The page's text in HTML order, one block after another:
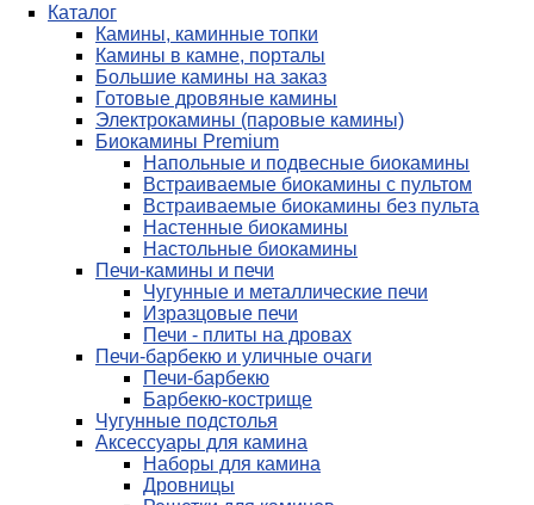
Каталог
Камины, каминные топки
Камины в камне, порталы
Большие камины на заказ
Готовые дровяные камины
Электрокамины (паровые камины)
Биокамины Premium
Напольные и подвесные биокамины
Встраиваемые биокамины с пультом
Встраиваемые биокамины без пульта
Настенные биокамины
Настольные биокамины
Печи-камины и печи
Чугунные и металлические печи
Изразцовые печи
Печи - плиты на дровах
Печи-барбекю и уличные очаги
Печи-барбекю
Барбекю-кострище
Чугунные подстолья
Аксессуары для камина
Наборы для камина
Дровницы